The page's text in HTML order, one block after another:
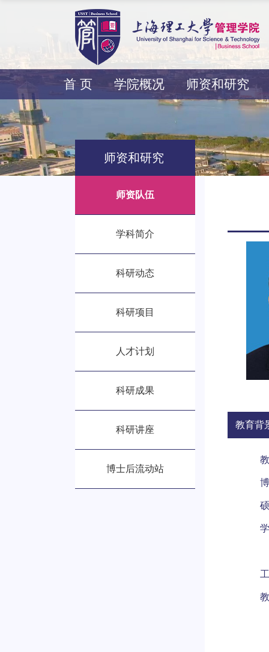
首 页 学院概况 师资和研究
师资和研究
师资队伍
学科简介
科研动态
科研项目
人才计划
科研成果
科研讲座
博士后流动站
教育背